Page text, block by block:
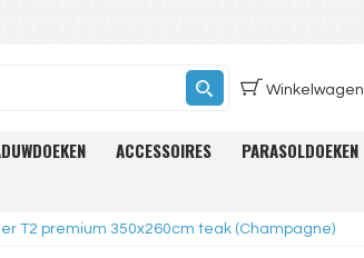
Winkelwagen
ACCESSOIRES
PARASOLDOEKEN
T2 premium 350x260cm teak (Champagne)